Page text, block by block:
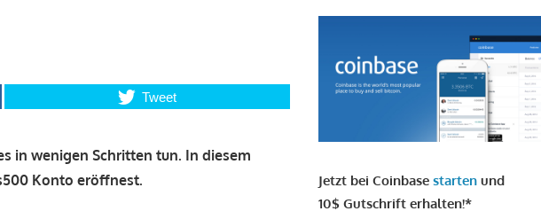
Tweet
in wenigen Schritten tun. In diesem
Konto eröffnest.
Jetzt bei Coinbase startenund
10$ Gutschrift erhalten!*